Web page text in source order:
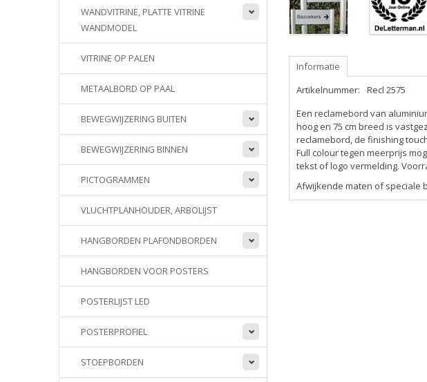
WANDVITRINE, PLATTE VITRINE
WANDMODEL
VITRINE OP PALEN
METAALBORD OP PAAL
BEWEGWIJZERING BUITEN
BEWEGWIJZERING BINNEN
PICTOGRAMMEN
VLUCHTPLANHOUDER, ARBOLIJST
HANGBORDEN PLAFONDBORDEN
HANGBORDEN VOOR POSTERS
POSTERLIJST LED
POSTERPROFIEL
STOEPBORDEN
Informatie
Artikelnummer:
Recl 2575
Een reclamebord van
hoog en 75 cm breed is
reclamebord, de finishing
Full colour tegen meerprijs
tekst of logo vermelding.
Afwijkende maten of speciale